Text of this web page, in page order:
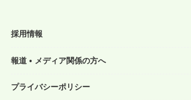
採用情報
報道 • メディア関係の方へ
プライバシーポリシー